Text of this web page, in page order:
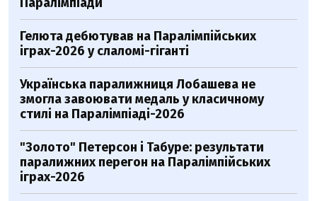
Гелюта дебютував на Паралімпійських
іграх-2026 у слаломі-гіганті
Українська паралижниця Лобашева не
змогла завоювати медаль у класичному
стилі на Паралімпіаді-2026
"Золото" Петерсон і Табуре: результати
паралижних перегон на Паралімпійських
іграх-2026